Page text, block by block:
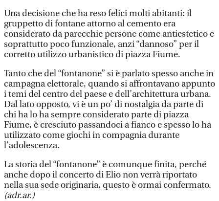
Una decisione che ha reso felici molti abitanti: il
gruppetto di fontane attorno al cemento era
considerato da parecchie persone come antiestetico e
soprattutto poco funzionale, anzi “dannoso” per il
corretto utilizzo urbanistico di piazza Fiume.
Tanto che del “fontanone” si è parlato spesso anche in
campagna elettorale, quando si affrontavano appunto
i temi del centro del paese e dell’architettura urbana.
Dal lato opposto, vi è un po’ di nostalgia da parte di
chi ha lo ha sempre considerato parte di piazza
Fiume, è cresciuto passandoci a fianco e spesso lo ha
utilizzato come giochi in compagnia durante
l’adolescenza.
La storia del “fontanone” è comunque finita, perché
anche dopo il concerto di Elio non verrà riportato
nella sua sede originaria, questo è ormai confermato.
(adr.ar.)